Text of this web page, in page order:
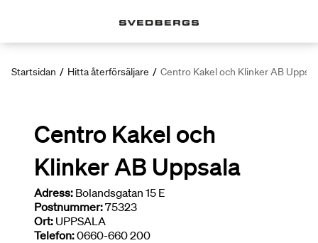
Startsidan / Hitta återförsäljare / Centro Kakel och Klinker AB
Centro Kakel och
Klinker AB Uppsala
Adress: Bolandsgatan 15 E
Postnummer:75323
Ort: UPPSALA
Telefon:0660-660 200